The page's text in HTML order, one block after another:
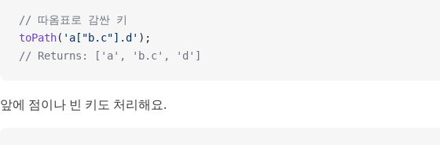
// 따옴표로 감싼 키
toPath( 'a["b.c"].d' );
// Returns: ['a', 'b.c', 'd']
앞에 점이나 빈 키도 처리해요.